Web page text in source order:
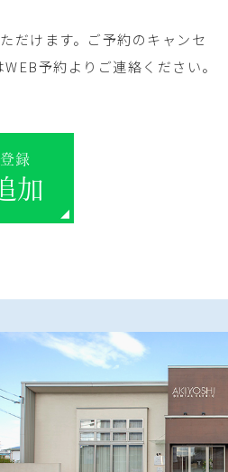
だけます。ご予約のキャンセ
予約よりご連絡ください。
録
加